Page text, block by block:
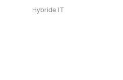
Hybride IT